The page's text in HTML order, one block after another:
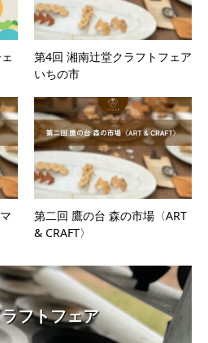
第4回 湘南辻堂クラフトフェア
いちの市
第二回 鷹の台 森の市場〈ART
& CRAFT〉
フトフェア